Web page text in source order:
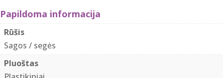
0,8
cm
balto
perlamutro
perliukas
Papildoma informacija
Rūšis
Sagos / segės
Pluoštas